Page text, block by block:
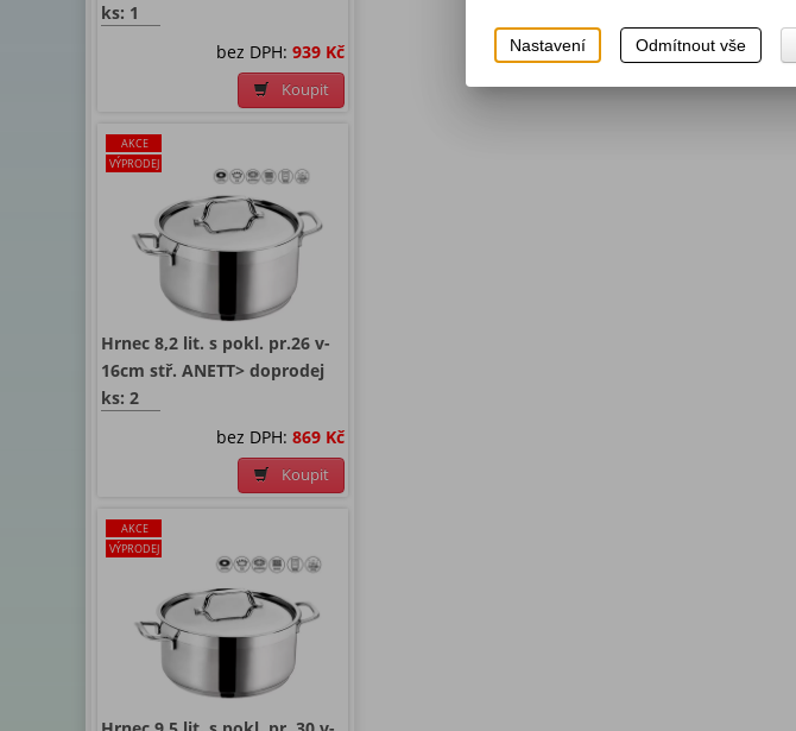
ks: 1
bez DPH: 939 Kč
Koupit
AKCE
VÝPRODEJ
Hrnec 8,2 lit. s pokl. pr.26 v-
16cm stř. ANETT> doprodej
ks: 2
bez DPH: 869 Kč
Koupit
AKCE
VÝPRODEJ
Nastavení Odmítnout vše